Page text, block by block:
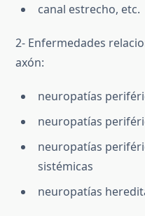
canal estrecho, etc.
2- Enfermedades
axón:
neuropatías
neuropatías
neuropatías
sistémicas
neuropatías